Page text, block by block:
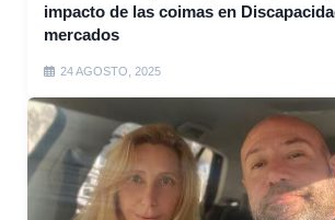
impacto de las coimas en
mercados
24 AGOSTO, 2025